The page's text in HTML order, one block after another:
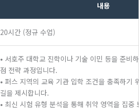
내용
20시간 (정규 수업)
• 서호주 대학교 진학이나 기술 이민 등을 준비
점 전략 과정입니다.
• 퍼스 지역의 교육 기관 입학 조건을 충족하기
길을 제시합니다.
• 최신 시험 유형 분석을 통해 취약 영역을 집중